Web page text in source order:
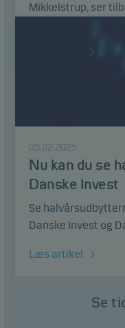
Mikkelstrup, ser
05.02.2025
Nu kan du se
Danske Invest
Se
Danske Invest og
Læs artikel
Se